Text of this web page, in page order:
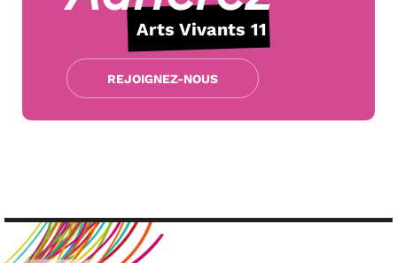
Arts Vivants 11
REJOIGNEZ-NOUS